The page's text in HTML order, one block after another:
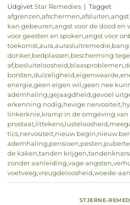
Udgivet Star Remedies | Tagget
afgrenzen,afschermen,afsluiten,angst
kan gebeuren,angst voor de dood en
voor geesten en spoken,angst voor
toekomst,aura,aurasluitremedie,bang
donker,bedplassen,bescherming
af,besluiteloosheid,blaasproblemen,
borsten,duizeligheid,eigenwaarde,
energie,geen eigen wil,geen nee
ademhaling,gejaagdheid,gevoel
erkenning nodig,hevige nervositeit,
linkerknie,kramp in de omgeving van
prostaat,littekens,lusteloosheid,
tics,nervositeit,nieuw begin,nieuw
ademhaling,pensioen,pesten,
de kaken,tanden krijgen,
zonder aanleiding,vage angsten,
voetveeg,vreugdeloosheid,woede-
STJERNE-